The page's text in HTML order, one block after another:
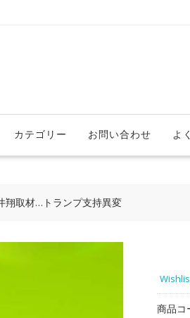
カテゴリー お問い合わせ よ
取材…トランプ支持異変
商品コ